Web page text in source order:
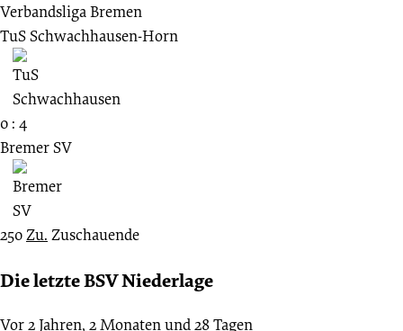
Verbandsliga Bremen
TuS Schwachhausen-Horn
0 : 4
Bremer SV
250Zu. Zuschauende
Die letzte BSV Niederlage
Vor 2 Jahren, 2 Monaten und 28 Tagen